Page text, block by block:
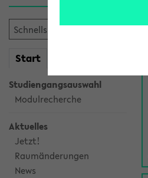
Start
Studiengangsauswahl
Modulrecherche
Aktuelles
Jetzt!
Raumänderungen
News